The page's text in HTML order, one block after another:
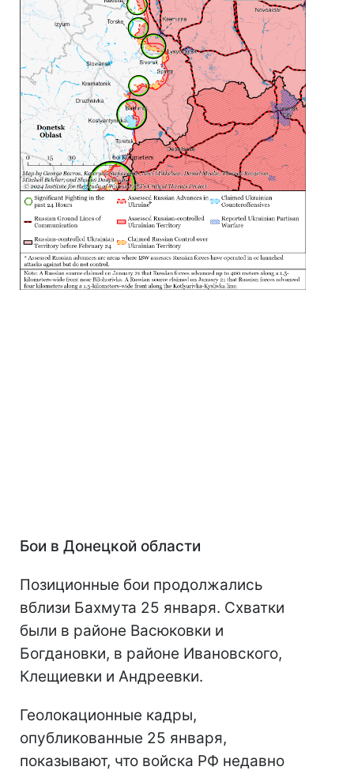
Бои в Донецкой области
Позиционные бои продолжались
вблизи Бахмута 25 января. Схватки
были в районе Васюковки и
Богдановки, в районе Ивановского,
Клещиевки и Андреевки.
Геолокационные кадры,
опубликованные 25 января,
показывают, что войска РФ недавно